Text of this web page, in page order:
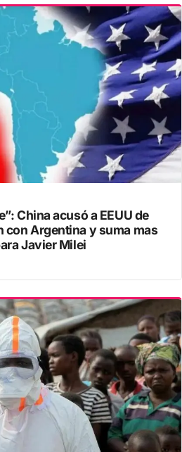
China acusó a EEUU de
con Argentina y suma mas
Javier Milei